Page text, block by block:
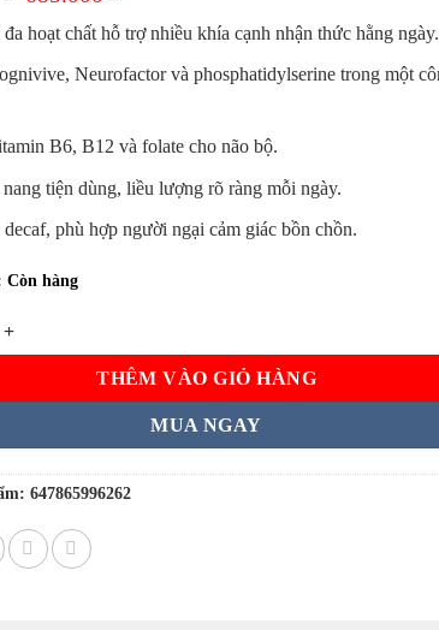
là:
850.000 ₫.
tại
là:
685.000 ₫.
hoạt chất hỗ trợ nhiều khía cạnh nhận thức hằng ngày.
Neurofactor và phosphatidylserine trong một
B6, B12 và folate cho não bộ.
tiện dùng, liều lượng rõ ràng mỗi ngày.
phù hợp người ngại cảm giác bồn chồn.
Còn hàng
Neuriva Brain Health Ultra 60 viên của Mỹ số lượng
THÊM VÀO GIỎ HÀNG
MUA NGAY
647865996262